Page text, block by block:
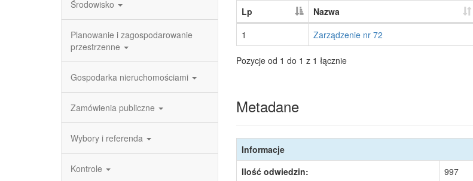
Środowisko
Planowanie i zagospodarowanie
przestrzenne
Gospodarka nieruchomościami
Zamówienia publiczne
Wybory i referenda
Kontrole
Lp Nazwa
1
Zarządzenie nr 72
Pozycje od 1 do 1 z 1 łącznie
Metadane
Informacje
Ilość odwiedzin:
997